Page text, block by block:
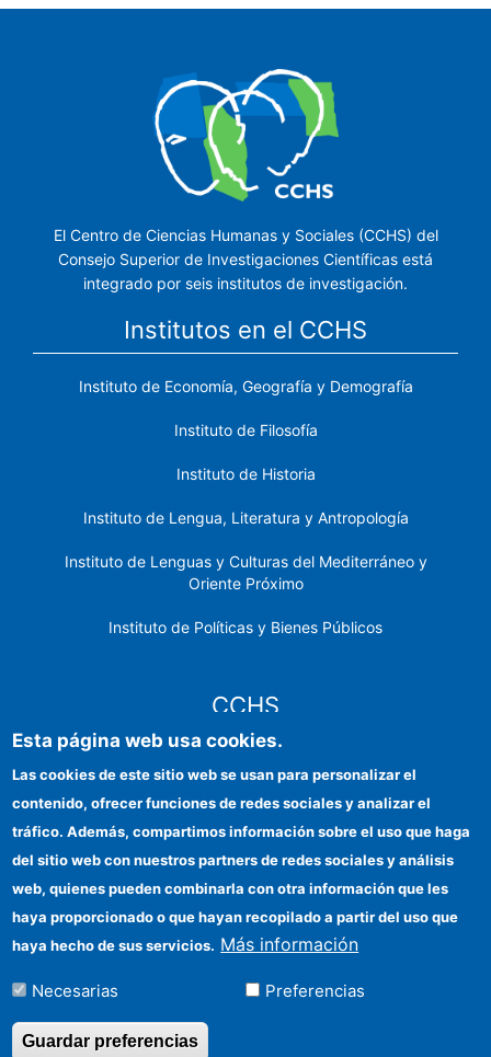
El Centro de Ciencias Humanas y Sociales (CCHS) del
Consejo Superior de Investigaciones Científicas está
integrado por seis institutos de investigación.
Institutos en el CCHS
Instituto de Economía, Geografía y Demografía
Instituto de Filosofía
Instituto de Historia
Instituto de Lengua, Literatura y Antropología
Instituto de Lenguas y Culturas del Mediterráneo y
Oriente Próximo
Instituto de Políticas y Bienes Públicos
CCHS
Identidad institucional
Ayudas FEDER
Organismos financiadores
Contacto
Cómo llegar
Esta página web usa cookies.
Las cookies de este sitio web se usan para personalizar el
contenido, ofrecer funciones de redes sociales y analizar el
tráfico. Además, compartimos información sobre el uso que haga
del sitio web con nuestros partners de redes sociales y análisis
web, quienes pueden combinarla con otra información que les
haya proporcionado o que hayan recopilado a partir del uso que
haya hecho de sus servicios. Más información
Necesarias Preferencias
Guardar preferencias